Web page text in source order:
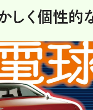
しく個性的